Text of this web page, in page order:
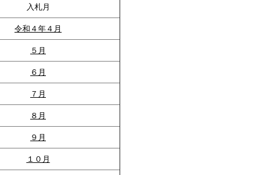
入札月
令和４年４月
５月
６月
７月
８月
９月
１０月